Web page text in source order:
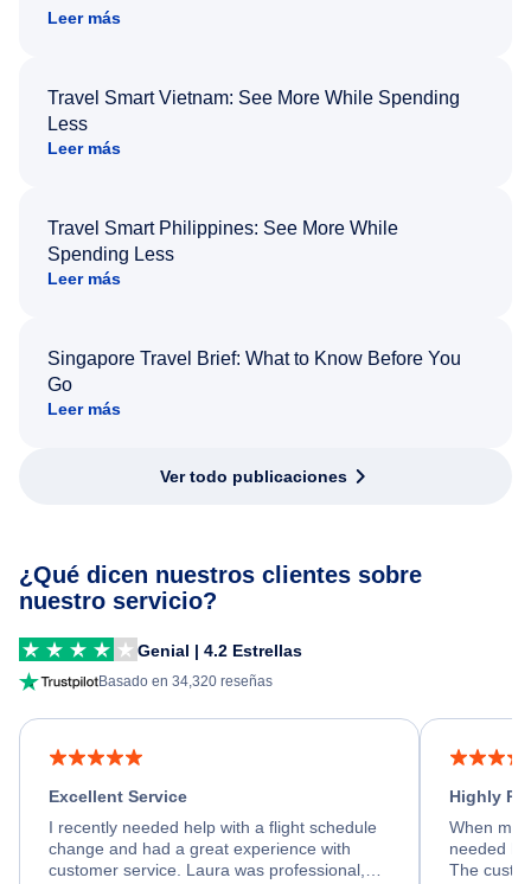
Leer más
Travel Smart Vietnam: See More While Spending
Less
Leer más
Travel Smart Philippines: See More While
Spending Less
Leer más
Singapore Travel Brief: What to Know Before You
Go
Leer más
Ver todo publicaciones
¿Qué dicen nuestros clientes sobre
nuestro servicio?
Genial | 4.2 Estrellas
Basado en 34,320 reseñas
Excellent Service
I recently needed help with a flight schedule
change and had a great experience with
customer service. Laura was professional,
Highly
When my
needed
The